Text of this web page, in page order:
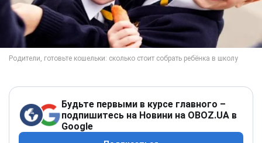
Будьте первыми в курсе главного –
подпишитесь на Новини на OBOZ.UA в
Google